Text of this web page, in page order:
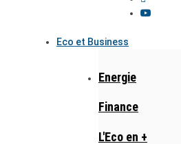
Eco et Business
Energie
Finance
L'Eco en +